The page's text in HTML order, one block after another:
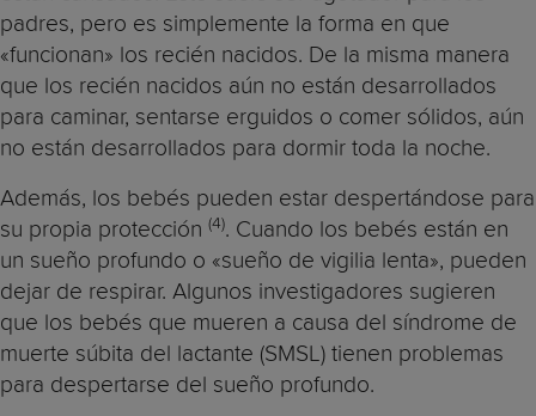
padres, pero es simplemente la forma en que
«funcionan» los recién nacidos. De la misma manera
que los recién nacidos aún no están desarrollados
para caminar, sentarse erguidos o comer sólidos, aún
no están desarrollados para dormir toda la noche.
Además, los bebés pueden estar despertándose para
su propia protección (4). Cuando los bebés están en
un sueño profundo o «sueño de vigilia lenta», pueden
dejar de respirar. Algunos investigadores sugieren
que los bebés que mueren a causa del síndrome de
muerte súbita del lactante (SMSL) tienen problemas
para despertarse del sueño profundo.